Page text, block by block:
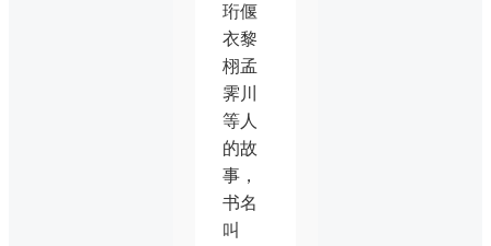
珩偃
衣黎
栩孟
霁川
等人
的故
事，
书名
叫